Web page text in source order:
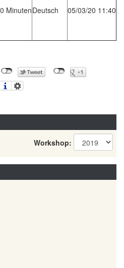
MinutenDeutsch 05/03/20 11:40
Workshop: